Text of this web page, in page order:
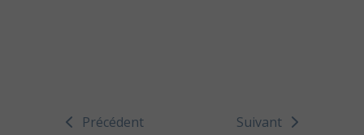
Précédent Suivant